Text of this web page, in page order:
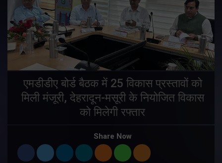
एमडीडीए बोर्ड बैठक में 25 विकास प्रस्तावों को
मिली मंजूरी, देहरादून-मसूरी के नियोजित विकास
को मिलेगी रफ्तार
Share Now